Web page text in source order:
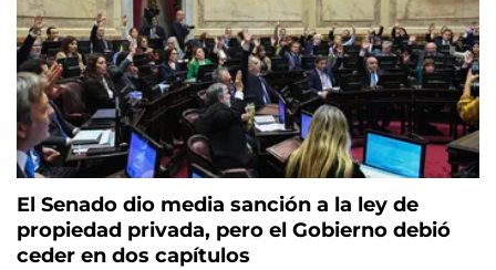
El Senado dio media sanción a la ley de
propiedad privada, pero el Gobierno debió
ceder en dos capítulos